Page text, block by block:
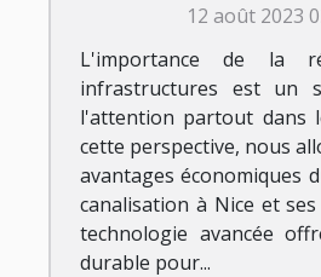
Nice et ses12 août 2023
L'importance de la
infrastructures est un
l'attention partout dans
cette perspective, nous
avantages économiques
canalisation à Nice et
technologie avancée
durable pour...